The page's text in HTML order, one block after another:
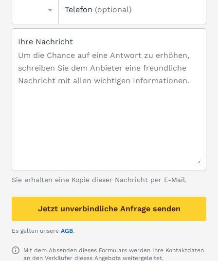
Telefon (optional)
Ihre Nachricht
Sie erhalten eine Kopie dieser Nachricht per E-Mail.
Jetzt unverbindliche Anfrage senden
Es gelten unsere AGB.
Mit dem Absenden dieses Formulars werden Ihre Kontaktdaten
an den Verkäufer dieses Angebots weitergeleitet.